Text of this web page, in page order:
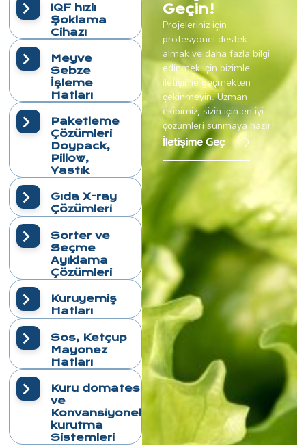
IQF hızlı
Şoklama
Cihazı
Meyve
Sebze
İşleme
Hatları
Paketleme
Çözümleri
Doypack,
Pillow,
Yastık
Gıda X-ray
Çözümleri
Sorter ve
Seçme
Ayıklama
Çözümleri
Kuruyemiş
Hatları
Sos, Ketçup
Mayonez
Hatları
Kuru domates
ve
Konvansiyonel
kurutma
Sistemleri
Geçin!
Projeleriniz için
profesyonel destek
almak ve daha fazla bilgi
edinmek için bizimle
iletişime geçmekten
çekinmeyin. Uzman
ekibimiz, sizin için en iyi
çözümleri sunmaya hazır!
İletişime Geç